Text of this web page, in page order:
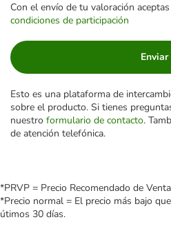
Con el envío de tu valoración
condiciones de participación
Enviar
Esto es una plataforma de
sobre el producto. Si tienes
nuestro formulario de contacto.
de atención telefónica.
*PRVP = Precio Recomendado de
*Precio normal = El precio más bajo
útimos 30 días.